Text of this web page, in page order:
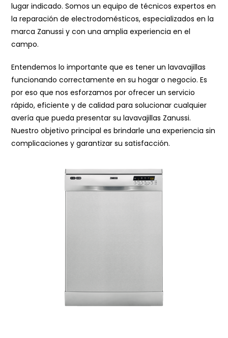
lugar indicado. Somos un equipo de técnicos expertos en
la reparación de electrodomésticos, especializados en la
marca Zanussi y con una amplia experiencia en el
campo.
Entendemos lo importante que es tener un lavavajillas
funcionando correctamente en su hogar o negocio. Es
por eso que nos esforzamos por ofrecer un servicio
rápido, eficiente y de calidad para solucionar cualquier
avería que pueda presentar su lavavajillas Zanussi.
Nuestro objetivo principal es brindarle una experiencia sin
complicaciones y garantizar su satisfacción.